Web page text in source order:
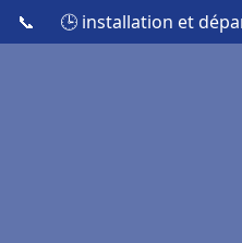
📞 🕒 installation et